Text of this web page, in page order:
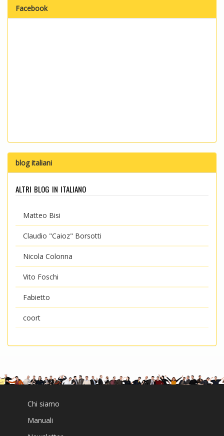
Facebook
blog italiani
altri blog in italiano
Matteo Bisi
Claudio "Caioz" Borsotti
Nicola Colonna
Vito Foschi
Fabietto
coort
Chi siamo
Manuali